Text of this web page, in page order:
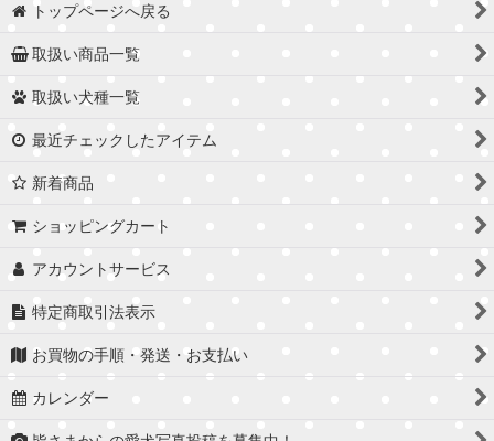
トップページへ戻る
取扱い商品一覧
取扱い犬種一覧
最近チェックしたアイテム
新着商品
ショッピングカート
アカウントサービス
特定商取引法表示
お買物の手順・発送・お支払い
カレンダー